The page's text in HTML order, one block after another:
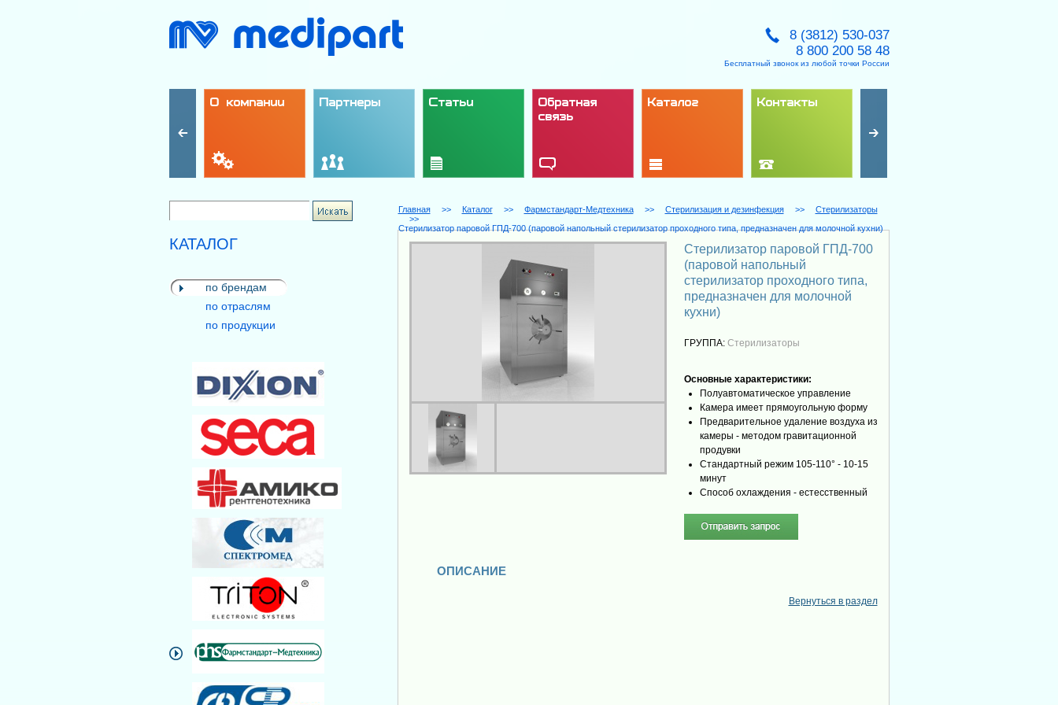
8 (3812) 530-037
8 800 200 58 48
Бесплатный звонок из любой точки России
О компании Партнеры Статьи
Обратная
связь
Каталог Контакты
КАТАЛОГ
по брендам
по отраслям
по продукции
Главная >> Каталог >> Фармстандарт-Медтехника >> Стерилизация и дезинфекция >>
Стерилизаторы
>>
Стерилизатор паровой ГПД-700 (паровой напольный стерилизатор проходного типа, предназначен для молочной кухни)
Стерилизатор паровой ГПД-700
(паровой напольный
стерилизатор проходного типа,
предназначен для молочной
кухни)
ГРУППА: Стерилизаторы
Основные характеристики:
Полуавтоматическое управление
Камера имеет прямоугольную форму
Предварительное удаление воздуха из
камеры - методом гравитационной
продувки
Стандартный режим 105-110° - 10-15
минут
Способ охлаждения - естесственный
ОПИСАНИЕ
Вернуться в раздел